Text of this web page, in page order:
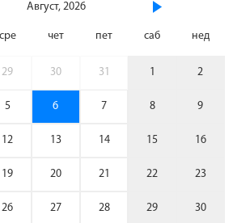
Август, 2026
сре чет пет саб нед
29 30 31 1 2
5 6 7 8 9
12 13 14 15 16
19 20 21 22 23
26 27 28 29 30